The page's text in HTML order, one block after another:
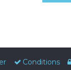
Conditions